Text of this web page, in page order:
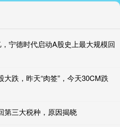
宁德时代启动A股史上最大规模回
跌，昨天“肉签”，今天30CM跌
第三大税种，原因揭晓